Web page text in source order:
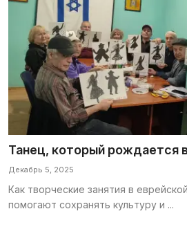
Танец, который рождается
Декабрь 5, 2025
Как творческие занятия в
помогают сохранять культуру и ...